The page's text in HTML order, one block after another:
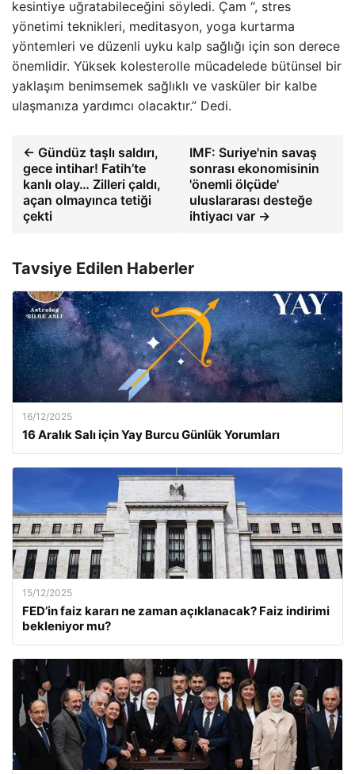
kesintiye uğratabileceğini söyledi. Çam “, stres
yönetimi teknikleri, meditasyon, yoga kurtarma
yöntemleri ve düzenli uyku kalp sağlığı için son derece
önemlidir. Yüksek kolesterolle mücadelede bütünsel bir
yaklaşım benimsemek sağlıklı ve vasküler bir kalbe
ulaşmanıza yardımcı olacaktır.” Dedi.
← Gündüz taşlı saldırı,
gece intihar! Fatih’te
kanlı olay… Zilleri çaldı,
açan olmayınca tetiği
çekti
IMF: Suriye'nin savaş
sonrası ekonomisinin
'önemli ölçüde'
uluslararası desteğe
ihtiyacı var →
Tavsiye Edilen Haberler
16/12/2025
16 Aralık Salı için Yay Burcu Günlük Yorumları
15/12/2025
FED’in faiz kararı ne zaman açıklanacak? Faiz indirimi
bekleniyor mu?